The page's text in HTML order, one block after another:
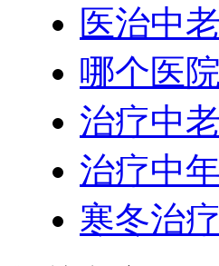
医治中
哪个医
治疗中
治疗中
寒冬治